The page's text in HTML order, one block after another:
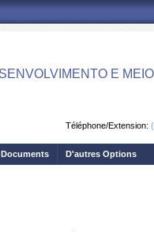
E MEIO
Téléphone/Extension:
Documents D'autres Options